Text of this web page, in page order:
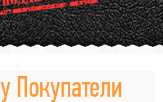
Покупатели